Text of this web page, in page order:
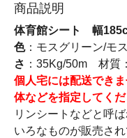
商品説明
体育館シート 幅
色：モスグリーン/モ
さ ：35Kg/50m 材質
個人宅には配送でき
体などを指定してくだ
リンシートなどと呼
いろなものが販売さ